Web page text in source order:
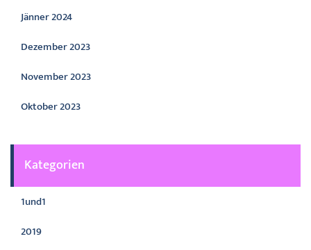
Jänner 2024
Dezember 2023
November 2023
Oktober 2023
Kategorien
1und1
2019